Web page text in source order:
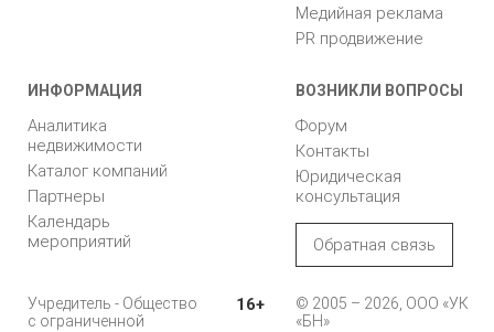
Медийная реклама
PR продвижение
ИНФОРМАЦИЯ
Аналитика
недвижимости
Каталог компаний
Партнеры
Календарь
мероприятий
ВОЗНИКЛИ ВОПРОСЫ
Форум
Контакты
Юридическая
консультация
Обратная связь
Учредитель - Общество
с ограниченной
16+
© 2005 – 2026, ООО «УК
«БН»